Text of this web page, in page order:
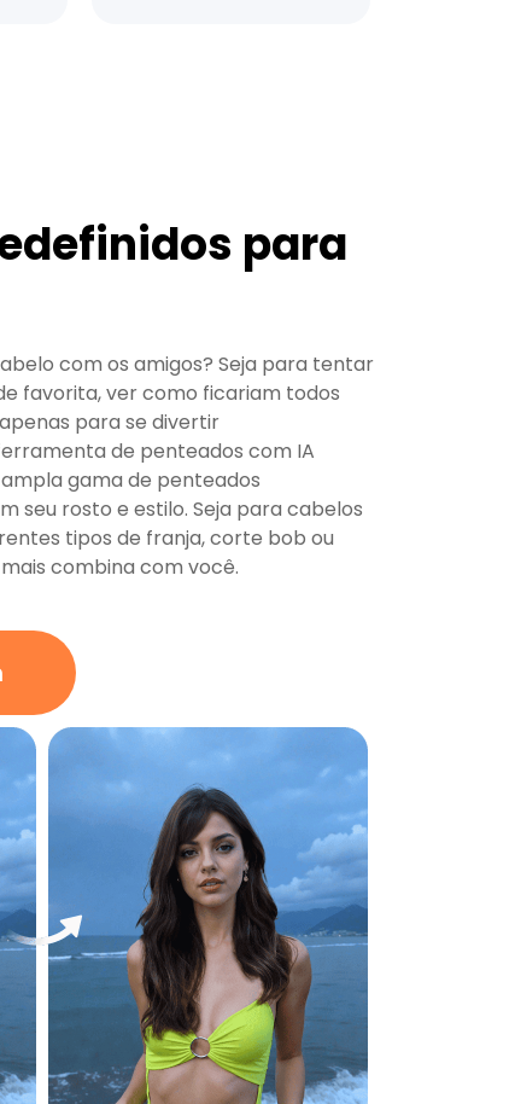
para
com os amigos? Seja para tentar
favorita, ver como ficariam todos
para se divertir
de penteados com IA
gama de penteados
seu rosto e estilo. Seja para cabelos
tipos de franja, corte bob ou
combina com você.